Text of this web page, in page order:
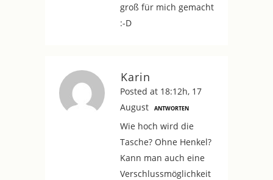
groß für mich gemacht
:-D
Karin
Posted at 18:12h, 17
August
ANTWORTEN
Wie hoch wird die
Tasche? Ohne Henkel?
Kann man auch eine
Verschlussmöglichkeit